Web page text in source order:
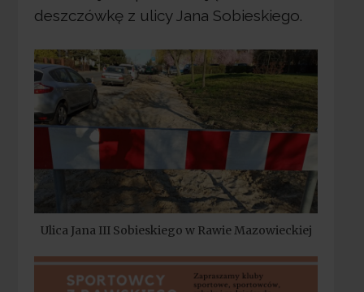
deszczówkę z ulicy Jana Sobieskiego.
Ulica Jana III Sobieskiego w Rawie Mazowieckiej